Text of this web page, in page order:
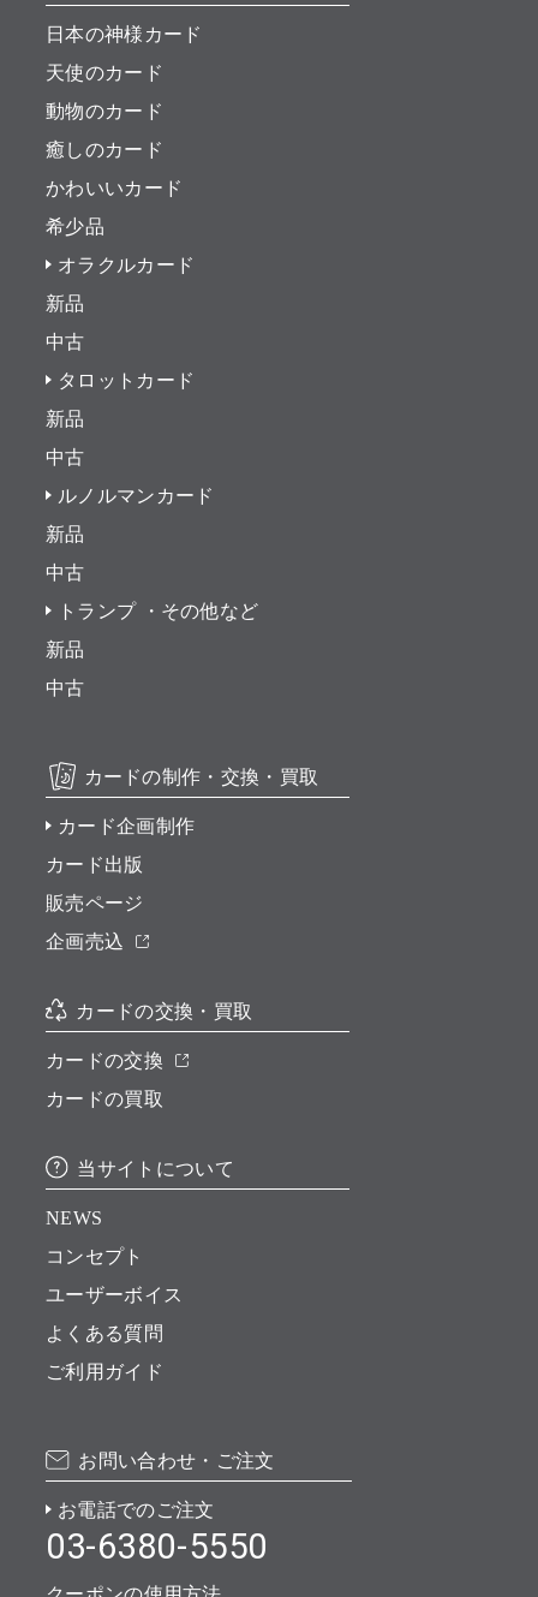
日本の神様カード
天使のカード
動物のカード
癒しのカード
かわいいカード
希少品
オラクルカード
新品
中古
タロットカード
新品
中古
ルノルマンカード
新品
中古
トランプ ・その他など
新品
中古
カードの制作・交換・買取
カード企画制作
カード出版
販売ページ
企画売込
カードの交換・買取
カードの交換
カードの買取
当サイトについて
NEWS
コンセプト
ユーザーボイス
よくある質問
ご利用ガイド
お問い合わせ・ご注文
お電話でのご注文
03-6380-5550